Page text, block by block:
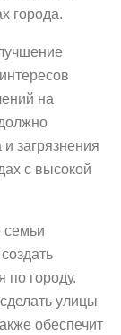
города.
на
загрязнения
с высокой
семьи
городу.
улицы
обеспечит